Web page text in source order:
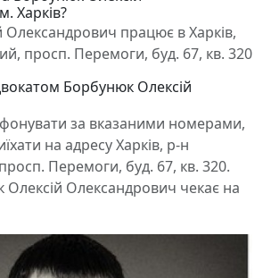
Харків?
працює в Харків,
просп. Перемоги, буд. 67, кв. 320
Борбунюк Олексій
за вказаними номерами,
на адресу Харків, р-н
Перемоги, буд. 67, кв. 320.
Олександрович чекає на